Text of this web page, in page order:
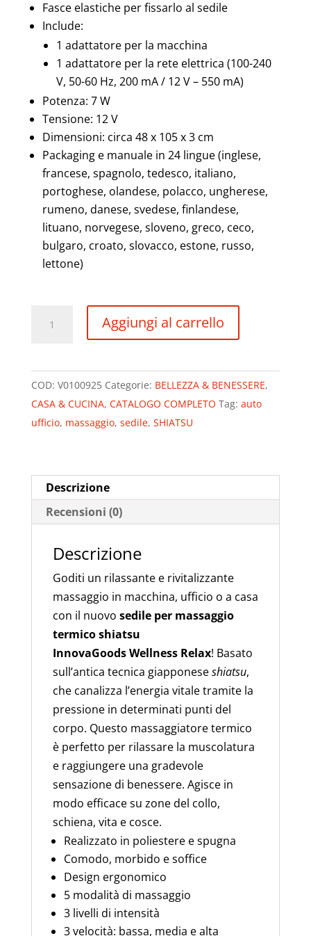
Fasce elastiche per fissarlo al sedile
Include:
1 adattatore per la macchina
1 adattatore per la rete elettrica (100-240
V, 50-60 Hz, 200 mA / 12 V – 550 mA)
Potenza: 7 W
Tensione: 12 V
Dimensioni: circa 48 x 105 x 3 cm
Packaging e manuale in 24 lingue (inglese,
francese, spagnolo, tedesco, italiano,
portoghese, olandese, polacco, ungherese,
rumeno, danese, svedese, finlandese,
lituano, norvegese, sloveno, greco, ceco,
bulgaro, croato, slovacco, estone, russo,
lettone)
TERMICO
SHIATSU
quantità
Aggiungi al carrello
COD: V0100925 Categorie: BELLEZZA & BENESSERE,
CASA & CUCINA, CATALOGO COMPLETO Tag: auto
ufficio, massaggio, sedile, SHIATSU
Descrizione
Recensioni (0)
Descrizione
Goditi un rilassante e rivitalizzante
massaggio in macchina, ufficio o a casa
con il nuovo sedile per massaggio
termico shiatsu
InnovaGoodsWellness Relax! Basato
sull’antica tecnica giapponeseshiatsu,
che canalizza l’energia vitale tramite la
pressione in determinati punti del
corpo. Questo massaggiatore termico
è perfetto per rilassare la muscolatura
e raggiungere una gradevole
sensazione di benessere. Agisce in
modo efficace su zone del collo,
schiena, vita e cosce.
Realizzato in poliestere e spugna
Comodo, morbido e soffice
Design ergonomico
5 modalità di massaggio
3 livelli di intensità
3 velocità: bassa, media e alta